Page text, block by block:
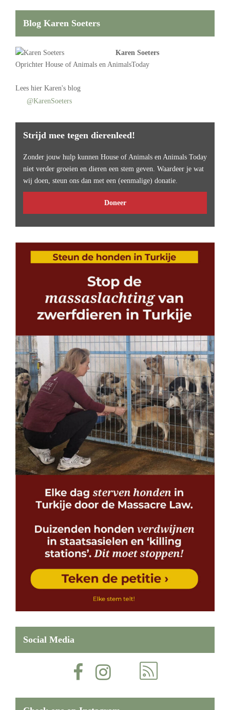
Blog Karen Soeters
Karen Soeters
Oprichter House of Animals en AnimalsToday
Lees hier Karen's blog
@KarenSoeters
Strijd mee tegen dierenleed!
Zonder jouw hulp kunnen House of Animals en Animals Today
niet verder groeien en dieren een stem geven. Waardeer je wat
wij doen, steun ons dan met een (eenmalige) donatie.
Doneer
Social Media